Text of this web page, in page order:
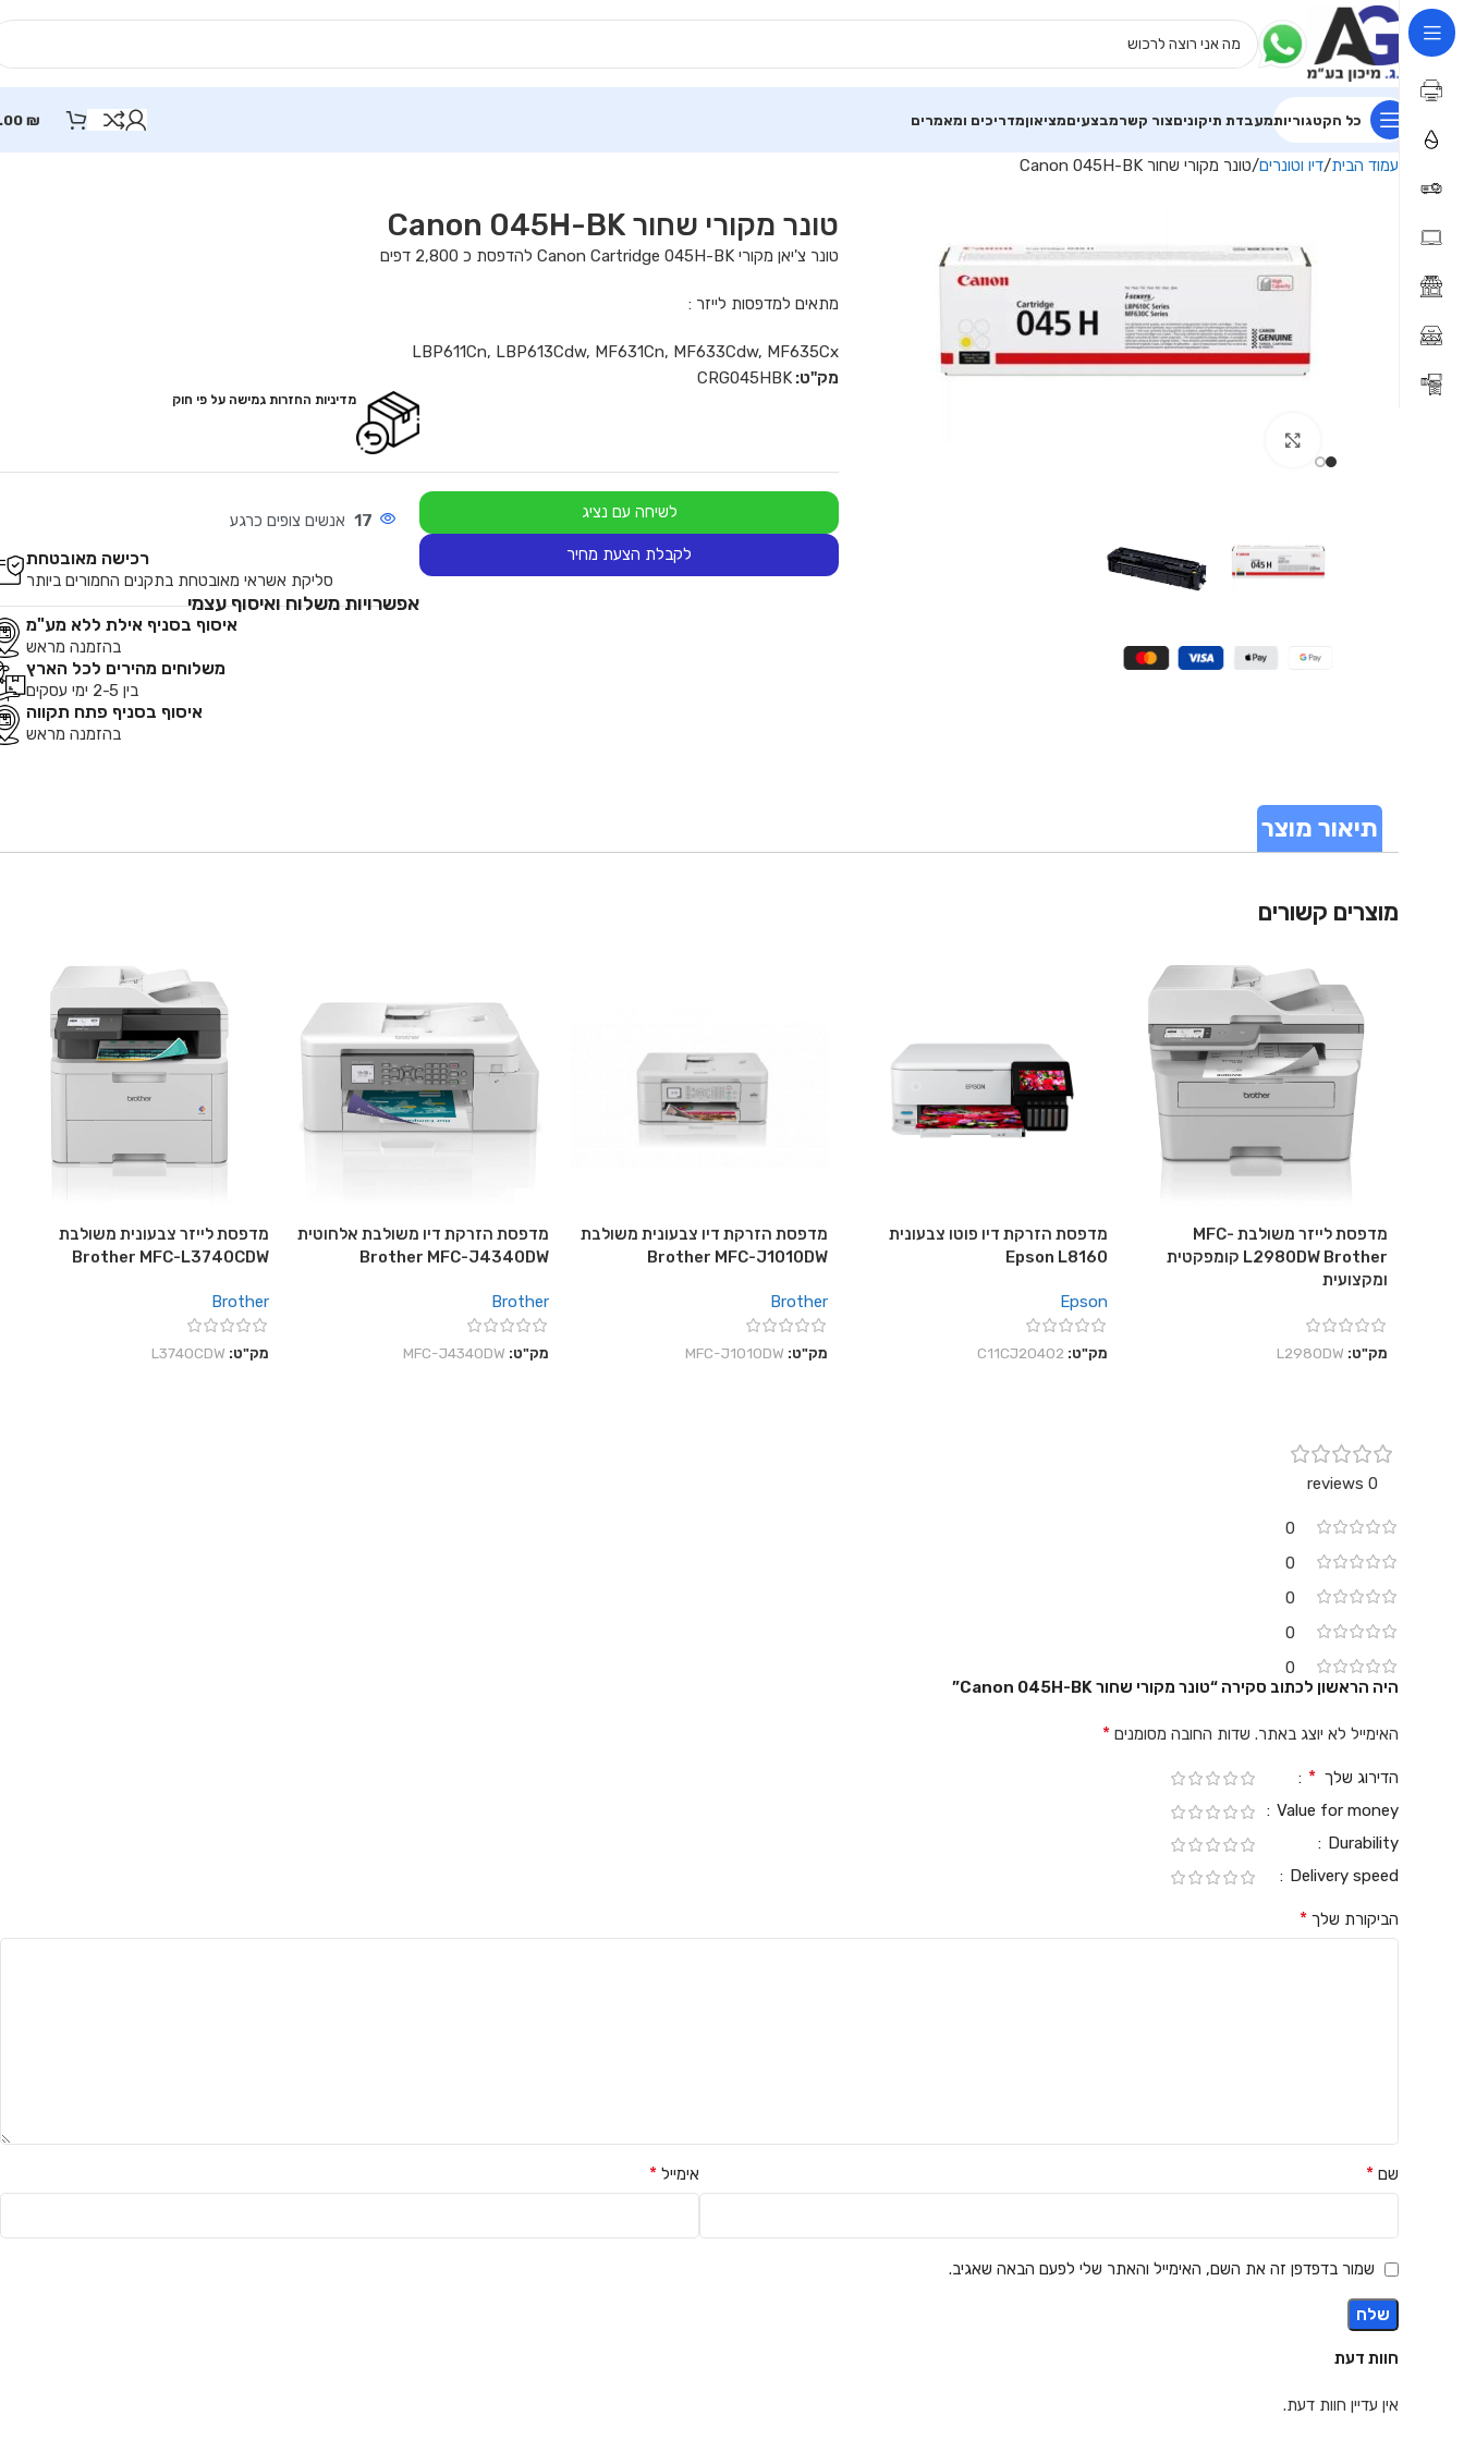
כל הקטגוריותמעבדת תיקוניםצור קשרמבצעיםמציאוןמדריכים ומאמרים ₪
עמוד הבית דיו וטונרים טונר מקורי שחור Canon 045H-BK
טונר מקורי שחור Canon 045H-BK
טונר צ'יאן מקורי Canon Cartridge 045H-BK להדפסת כ 2,800 דפים
מתאים למדפסות לייזר :
LBP611Cn, LBP613Cdw, MF631Cn, MF633Cdw, MF635Cx
מק"ט: CRG045HBK
מדיניות החזרות גמישה על פי חוק
לשיחה עם נציג
לקבלת הצעת מחיר
17 אנשים צופים כרגע
רכישה מאובטחת
סליקת אשראי מאובטחת בתקנים החמורים ביותר
אפשרויות משלוח ואיסוף עצמי
איסוף בסניף אילת ללא מע"מ
בהזמנה מראש
משלוחים מהירים לכל הארץ
בין 2-5 ימי עסקים
איסוף בסניף פתח תקווה
בהזמנה מראש
תיאור מוצר
מוצרים קשורים
מדפסת לייזר משולבת MFC-
L2980DW Brother קומפקטית
ומקצועית
מק"ט: L2980DW
מדפסת הזרקת דיו פוטו צבעונית
Epson L8160
Epson
מק"ט: C11CJ20402
מדפסת הזרקת דיו צבעונית משולבת
Brother MFC-J1010DW
Brother
מק"ט: MFC-J1010DW
מדפסת הזרקת דיו משולבת אלחוטית
Brother MFC-J4340DW
Brother
מק"ט: ‎MFC-J4340DW
מדפסת לייזר צבעונית משולבת
Brother MFC-L3740CDW
Brother
מק"ט: L3740CDW
0 reviews
0
0
0
0
0
חוות דעת
אין עדיין חוות דעת.
היה הראשון לכתוב סקירה “טונר מקורי שחור Canon 045H-BK”
האימייל לא יוצג באתר. שדות החובה מסומנים *
הדירוג שלך *
Value for money
Durability
Delivery speed
הביקורת שלך *
שם * אימייל *
שמור בדפדפן זה את השם, האימייל והאתר שלי לפעם הבאה שאגיב.